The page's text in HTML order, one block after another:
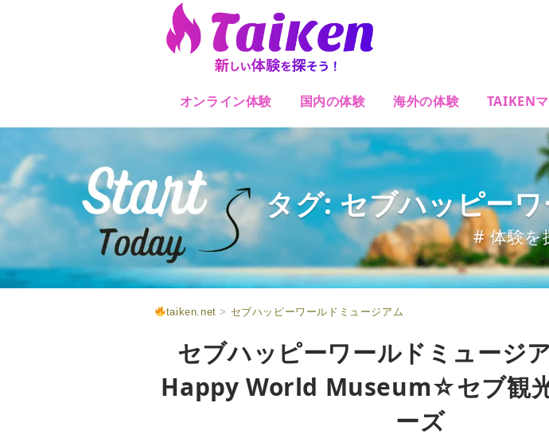
オンライン体験 国内の体験 海外の体験 TAIKEN
タグ: セブハッピー
# 体験を
taiken.net > セブハッピーワールドミュージアム
セブハッピーワールドミュージ
Happy World Museum☆セブ観
ーズ